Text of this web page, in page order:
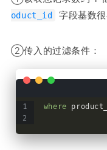
oduct_id
字段基数很
②传入的过滤条件：
where